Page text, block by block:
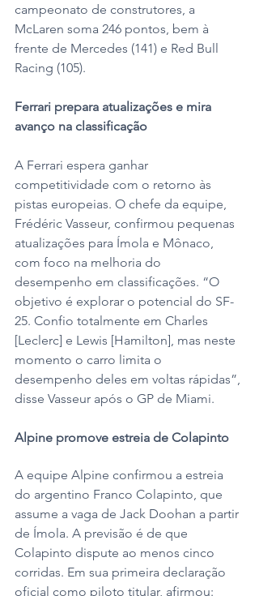
campeonato de construtores, a
McLaren soma 246 pontos, bem à
frente de Mercedes (141) e Red Bull
Racing (105).
Ferrari prepara atualizações e mira
avanço na classificação
A Ferrari espera ganhar
competitividade com o retorno às
pistas europeias. O chefe da equipe,
Frédéric Vasseur, confirmou pequenas
atualizações para Ímola e Mônaco,
com foco na melhoria do
desempenho em classificações. “O
objetivo é explorar o potencial do SF-
25. Confio totalmente em Charles
[Leclerc] e Lewis [Hamilton], mas neste
momento o carro limita o
desempenho deles em voltas rápidas”,
disse Vasseur após o GP de Miami.
Alpine promove estreia de Colapinto
A equipe Alpine confirmou a estreia
do argentino Franco Colapinto, que
assume a vaga de Jack Doohan a partir
de Ímola. A previsão é de que
Colapinto dispute ao menos cinco
corridas. Em sua primeira declaração
oficial como piloto titular, afirmou: